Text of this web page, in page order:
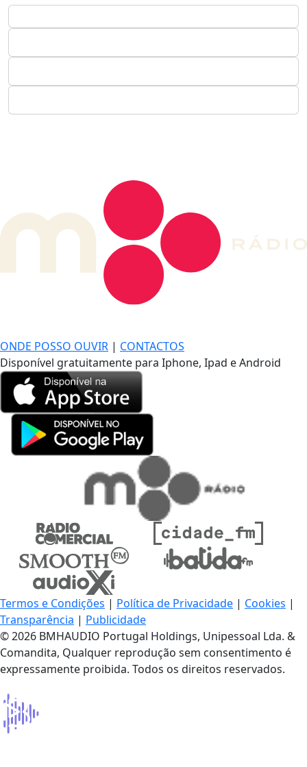
ONDE POSSO OUVIR | CONTACTOS
Disponível gratuitamente para Iphone, Ipad e Android
Termos e Condições | Política de Privacidade | Cookies |
Transparência | Publicidade
© 2026 BMHAUDIO Portugal Holdings, Unipessoal Lda. &
Comandita, Qualquer reprodução sem consentimento é
expressamente proibida. Todos os direitos reservados.